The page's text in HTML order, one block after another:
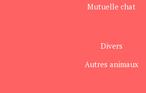
Mutuelle chat
Divers
Autres animaux